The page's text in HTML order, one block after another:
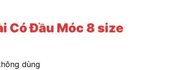
Có Đầu Móc 8 size
dùng